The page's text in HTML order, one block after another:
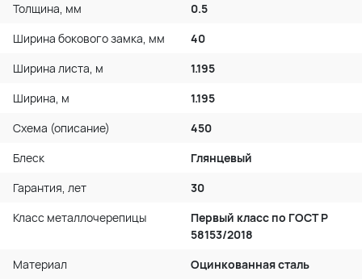
Толщина, мм
0.5
Ширина бокового замка, мм
40
Ширина листа, м
1.195
Ширина, м
1.195
Схема (описание)
450
Блеск
Глянцевый
Гарантия, лет
30
Класс металлочерепицы
Первый класс по ГОСТ P
58153/2018
Материал
Оцинкованная сталь